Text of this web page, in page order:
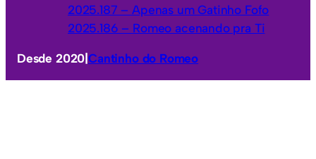
2025.187 – Apenas um Gatinho Fofo
2025.186 – Romeo acenando pra Ti
Desde 2020 |Cantinho do Romeo